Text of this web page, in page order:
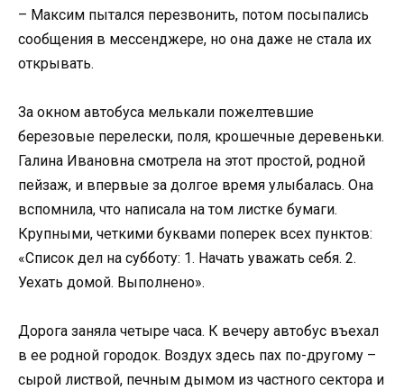
– Максим пытался перезвонить, потом посыпались
сообщения в мессенджере, но она даже не стала их
открывать.
За окном автобуса мелькали пожелтевшие
березовые перелески, поля, крошечные деревеньки.
Галина Ивановна смотрела на этот простой, родной
пейзаж, и впервые за долгое время улыбалась. Она
вспомнила, что написала на том листке бумаги.
Крупными, четкими буквами поперек всех пунктов:
«Список дел на субботу: 1. Начать уважать себя. 2.
Уехать домой. Выполнено».
Дорога заняла четыре часа. К вечеру автобус въехал
в ее родной городок. Воздух здесь пах по-другому –
сырой листвой, печным дымом из частного сектора и